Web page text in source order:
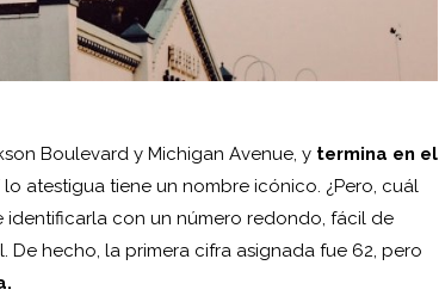
Boulevard y Michigan Avenue, y termina en el
atestigua tiene un nombre icónico. ¿Pero, cuál
identificarla con un número redondo, fácil de
hecho, la primera cifra asignada fue 62, pero